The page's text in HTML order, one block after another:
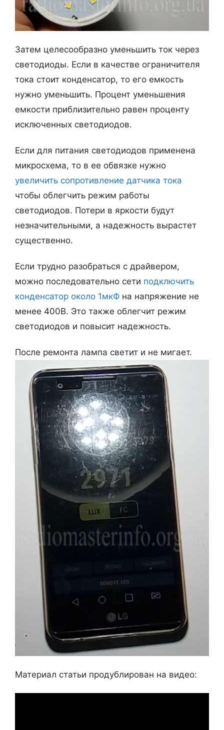
Затем целесообразно уменьшить ток через
светодиоды. Если в качестве ограничителя
тока стоит конденсатор, то его емкость
нужно уменьшить. Процент уменьшения
емкости приблизительно равен проценту
исключенных светодиодов.
Если для питания светодиодов применена
микросхема, то в ее обвязке нужно
увеличить сопротивление датчика тока
чтобы облегчить режим работы
светодиодов. Потери в яркости будут
незначительными, а надежность вырастет
существенно.
Если трудно разобраться с драйвером,
можно последовательно сети подключить
конденсатор около 1мкФ на напряжение не
менее 400В. Это также облегчит режим
светодиодов и повысит надежность.
После ремонта лампа светит и не мигает.
Материал статьи продублирован на видео: